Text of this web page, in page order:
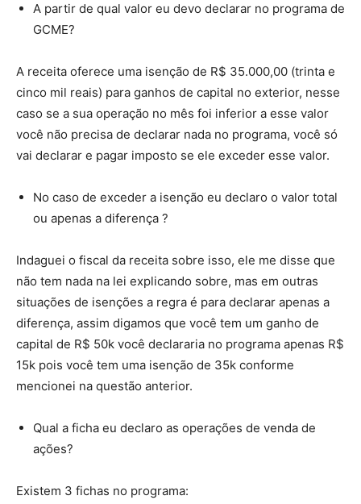
A partir de qual valor eu devo declarar no programa de
GCME?
A receita oferece uma isenção de R$ 35.000,00 (trinta e
cinco mil reais) para ganhos de capital no exterior, nesse
caso se a sua operação no mês foi inferior a esse valor
você não precisa de declarar nada no programa, você só
vai declarar e pagar imposto se ele exceder esse valor.
No caso de exceder a isenção eu declaro o valor total
ou apenas a diferença ?
Indaguei o fiscal da receita sobre isso, ele me disse que
não tem nada na lei explicando sobre, mas em outras
situações de isenções a regra é para declarar apenas a
diferença, assim digamos que você tem um ganho de
capital de R$ 50k você declararia no programa apenas R$
15k pois você tem uma isenção de 35k conforme
mencionei na questão anterior.
Qual a ficha eu declaro as operações de venda de
ações?
Existem 3 fichas no programa: